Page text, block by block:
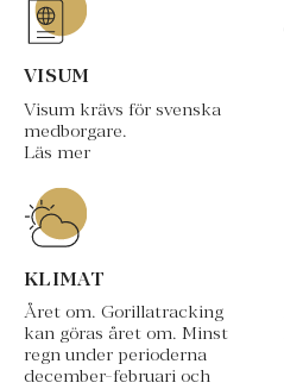
VISUM
Visum krävs för svenska
medborgare.
Läs mer
KLIMAT
Året om. Gorillatracking
kan göras året om. Minst
regn under perioderna
december-februari och